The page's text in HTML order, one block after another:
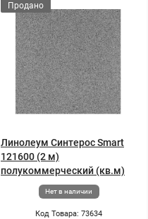
Продано
Линолеум Синтерос Smart
121600 (2 м)
полукоммерческий (кв.м)
Нет в наличии
Код Товара: 73634